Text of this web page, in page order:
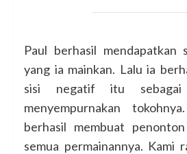
Paul berhasil
yang ia mainkan. Lalu ia
sisi negatif itu
menyempurnakan
berhasil membuat
semua permainannya. Kami